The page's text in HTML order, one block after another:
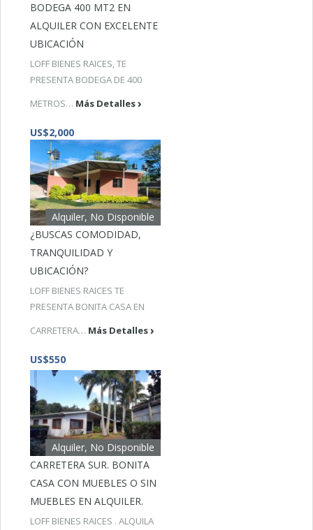
BODEGA 400 MT2 EN
ALQUILER CON EXCELENTE
UBICACIÓN
LOFF BIENES RAICES, TE
PRESENTA BODEGA DE 400
METROS… Más Detalles
US$2,000
Alquiler, No Disponible
¿BUSCAS COMODIDAD,
TRANQUILIDAD Y
UBICACIÓN?
LOFF BIENES RAICES TE
PRESENTA BONITA CASA EN
CARRETERA… Más Detalles
US$550
Alquiler, No Disponible
CARRETERA SUR. BONITA
CASA CON MUEBLES O SIN
MUEBLES EN ALQUILER.
LOFF BIENES RAICES . ALQUILA